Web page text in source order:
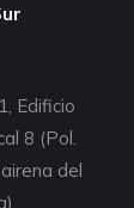
Edificio
8 (Pol.
del